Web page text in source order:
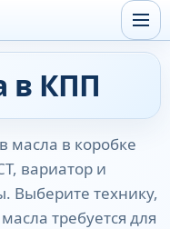
в КПП
масла в коробке
вариатор и
Выберите технику,
требуется для